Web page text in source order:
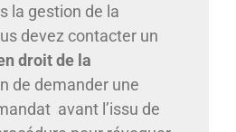
la gestion de la
devez contacter un
droit de la
de demander une
avant l’issu de